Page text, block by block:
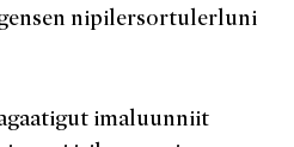
nipilersortulerluni
imaluunniit